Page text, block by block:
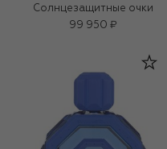
Солнцезащитные очки
99 950 ₽